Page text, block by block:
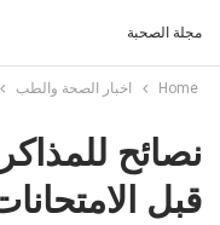
مجلة الصحبة
Home اخبار الصحة والطب
نصائح
قبل